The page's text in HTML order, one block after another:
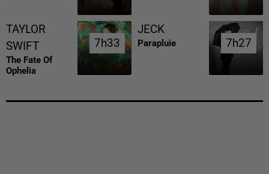
TAYLOR
SWIFT
The Fate Of
Ophelia
7h33
7h33
JECK
Parapluie 7h27
7h27